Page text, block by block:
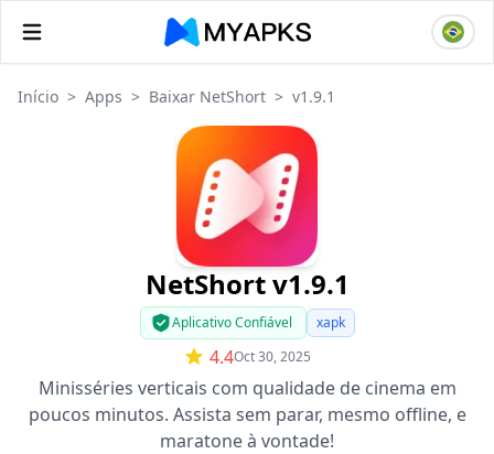
Início > Apps > Baixar NetShort > v1.9.1
NetShort v1.9.1
Aplicativo Confiável xapk
4.4Oct 30, 2025
Minisséries verticais com qualidade de cinema em
poucos minutos. Assista sem parar, mesmo offline, e
maratone à vontade!